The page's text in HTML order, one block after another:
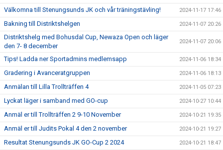
Välkomna till Stenungsunds JK och vår träningstävling! 2024-11-17 17:46
Bakning till Distriktshelgen 2024-11-07 20:26
Distriktshelg med Bohusdal Cup, Newaza Open och läger
den 7- 8 december
2024-11-07 20:06
Tips! Ladda ner Sportadmins medlemsapp 2024-11-06 18:34
Gradering i Avanceratgruppen 2024-11-06 18:13
Anmälan till Lilla Trollträffen 4 2024-11-05 07:23
Lyckat läger i samband med GO-cup 2024-10-27 10:44
Anmäl er till Trollträffen 2 9-10 November 2024-10-21 19:35
Anmäl er till Judits Pokal 4 den 2 november 2024-10-21 19:27
Resultat Stenungsunds JK GO-Cup 2 2024 2024-10-21 18:47